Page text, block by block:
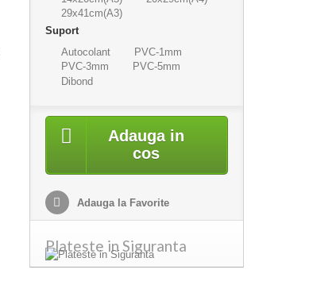
29x41cm(A3)
Suport
Autocolant
PVC-1mm
PVC-3mm
PVC-5mm
Dibond
Adauga in
cos
Adauga la Favorite
Plateste in Siguranta